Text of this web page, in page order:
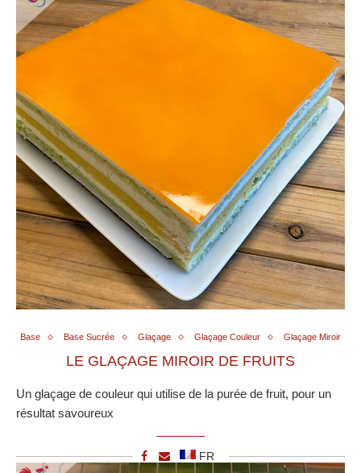
Base Base Sucrée Glaçage Glaçage Couleur Glaçage Miroir
LE GLAÇAGE MIROIR DE FRUITS
Un glaçage de couleur qui utilise de la purée de fruit, pour un
résultat savoureux
FR